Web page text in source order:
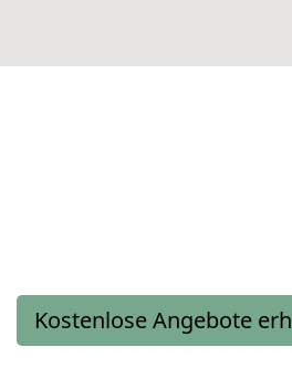
Kostenlose Angebote